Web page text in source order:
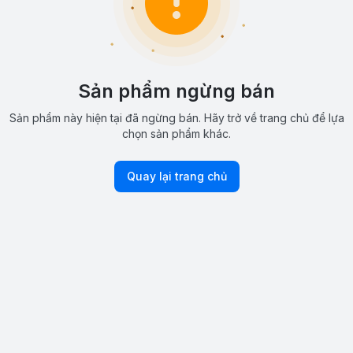
Sản phẩm ngừng bán
Sản phẩm này hiện tại đã ngừng bán. Hãy trở về trang chủ để lựa
chọn sản phẩm khác.
Quay lại trang chủ